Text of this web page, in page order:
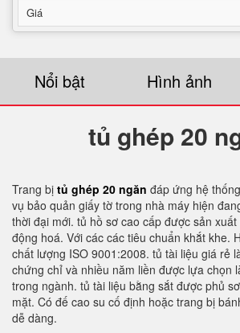
Giá
Nổi bật Hình ảnh
tủ ghép 20
Trang bị tủ ghép 20 ngăn đáp ứng hệ
vụ bảo quản giấy tờ trong nhà máy hiện
thời đại mới. tủ hồ sơ cao cấp được sản
động hoá. Với các các tiêu chuẩn khắt khe.
chất lượng ISO 9001:2008. tủ tài liệu giá rẻ
chứng chỉ và nhiều năm liền được lựa chọn
trong ngành. tủ tài liệu bằng sắt được phủ
mặt. Có đế cao su cố định hoặc trang bị
dễ dàng.